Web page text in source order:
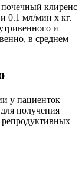
клиренс
0.1 мл/мин х кг.
и
в среднем
у пациенток
получения
репродуктивных